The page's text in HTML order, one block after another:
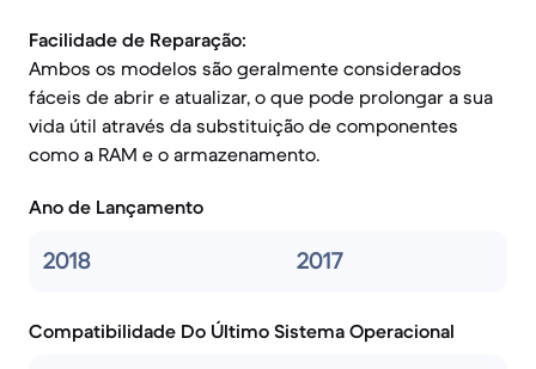
Facilidade de Reparação:
Ambos os modelos são geralmente considerados
fáceis de abrir e atualizar, o que pode prolongar a sua
vida útil através da substituição de componentes
como a RAM e o armazenamento.
Ano de Lançamento
2018 2017
Compatibilidade Do Último Sistema Operacional